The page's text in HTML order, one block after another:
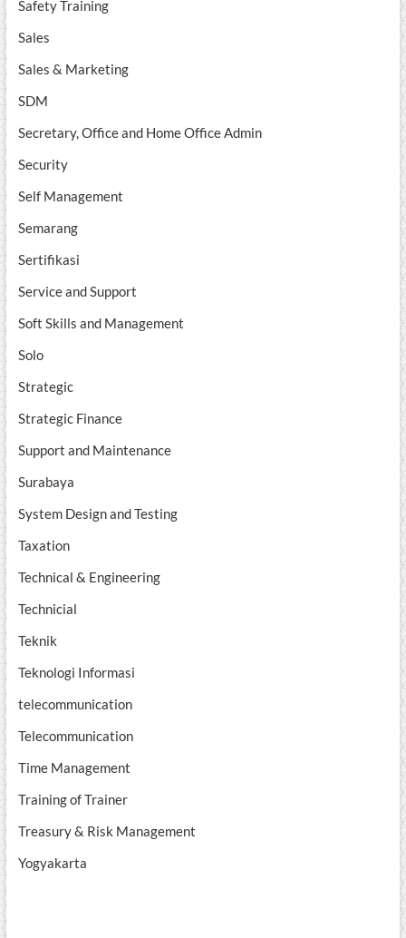
Safety Training
Sales
Sales & Marketing
SDM
Secretary, Office and Home Office Admin
Security
Self Management
Semarang
Sertifikasi
Service and Support
Soft Skills and Management
Solo
Strategic
Strategic Finance
Support and Maintenance
Surabaya
System Design and Testing
Taxation
Technical & Engineering
Technicial
Teknik
Teknologi Informasi
telecommunication
Telecommunication
Time Management
Training of Trainer
Treasury & Risk Management
Yogyakarta